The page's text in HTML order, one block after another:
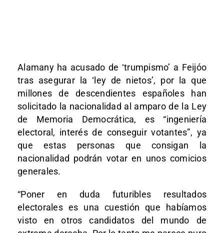
Alamany ha acusado de ‘trumpismo’ a Feijóo
tras asegurar la ‘ley de nietos’, por la que
millones de descendientes españoles han
solicitado la nacionalidad al amparo de la Ley
de Memoria Democrática, es “ingeniería
electoral, interés de conseguir votantes”, ya
que estas personas que consigan la
nacionalidad podrán votar en unos comicios
generales.
“Poner en duda futuribles resultados
electorales es una cuestión que habíamos
visto en otros candidatos del mundo de